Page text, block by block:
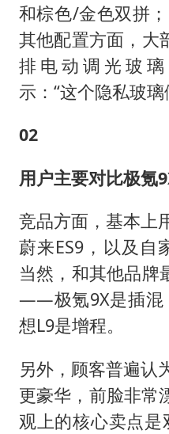
和棕色/金色双拼
其他配置方面，大
排电动调光玻
示：“这个隐私玻
02
用户主要对比极氪
竞品方面，基本上
蔚来ES9，以及自
当然，和其他品牌
——极氪9X是插混
想L9是增程。
另外，顾客普遍认
更豪华，前脸非常
观上的核心卖点是